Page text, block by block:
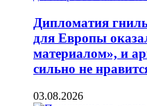
Дипломатия
для Европы
материалом», и
сильно не
03.08.2026